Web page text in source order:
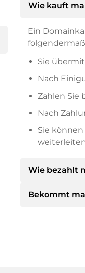
Wie kauft
Ein
Sie
Nach
Zahlen Sie
Nach
Sie
Wie bezahlt
Nach einer
Bekommt